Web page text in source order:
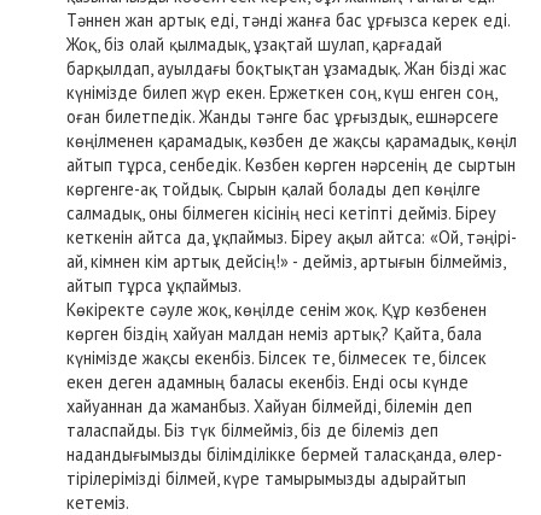
Тәннен жан артық еді, тәнді жанға бас ұрғызса керек еді.
Жоқ, біз олай қылмадық, ұзақтай шулап, қарғадай
барқылдап, ауылдағы боқтықтан ұзамадық. Жан бізді жас
күнімізде билеп жүр екен. Ержеткен соң, күш енген соң,
оған билетпедік. Жанды тәнге бас ұрғыздық, ешнәрсеге
көңілменен қарамадық, көзбен де жақсы қарамадық, көңіл
айтып тұрса, сенбедік. Көзбен көрген нәрсенің де сыртын
көргенге-ақ тойдық. Сырын қалай болады деп көңілге
салмадық, оны білмеген кісінің несі кетіпті дейміз. Біреу
кеткенін айтса да, ұқпаймыз. Біреу ақыл айтса: «Ой, тәңірі-
ай, кімнен кім артық дейсің!» - дейміз, артығын білмейміз,
айтып тұрса ұқпаймыз.
Көкіректе сәуле жоқ, көңілде сенім жоқ. Құр көзбенен
көрген біздің хайуан малдан неміз артық? Қайта, бала
күнімізде жақсы екенбіз. Білсек те, білмесек те, білсек
екен деген адамның баласы екенбіз. Енді осы күнде
хайуаннан да жаманбыз. Хайуан білмейді, білемін деп
таласпайды. Біз түк білмейміз, біз де білеміз деп
надандығымызды білімділікке бермей таласқанда, өлер-
тірілерімізді білмей, күре тамырымызды адырайтып
кетеміз.